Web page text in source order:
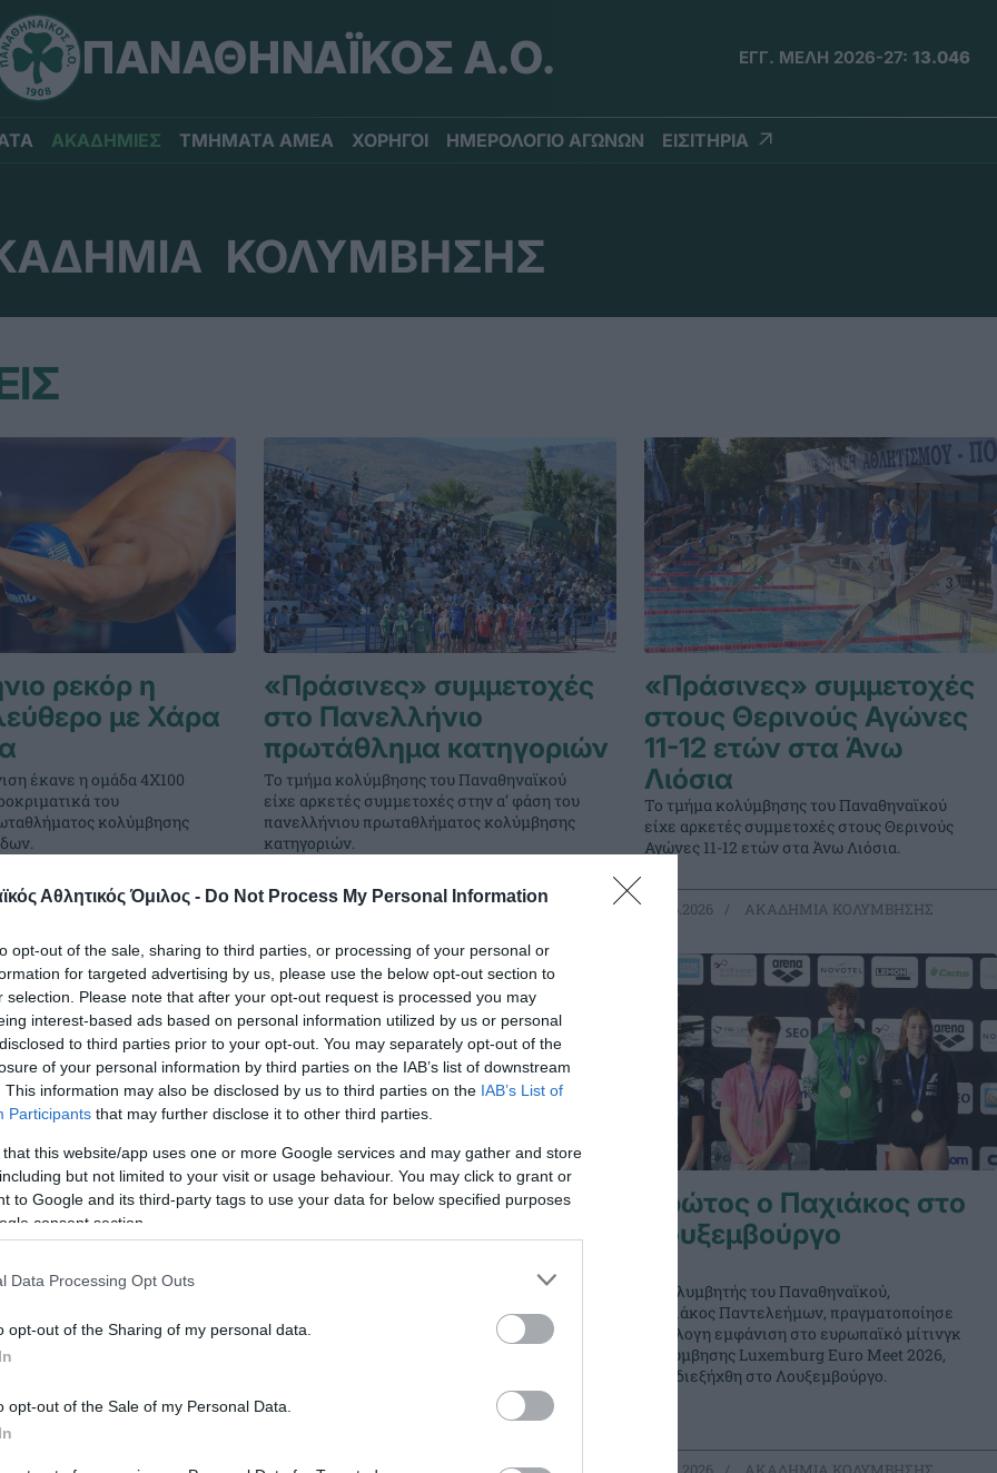
Αθλητικός Όμιλος - Do Not Process My Personal Information
opt-out of the sale, sharing to third parties, or processing of your personal or
for targeted advertising by us, please use the below opt-out section to
selection. Please note that after your opt-out request is processed you may
interest-based ads based on personal information utilized by us or personal
to third parties prior to your opt-out. You may separately opt-out of the
of your personal information by third parties on the IAB’s list of downstream
This information may also be disclosed by us to third parties on the IAB’s List of
Participants that may further disclose it to other third parties.
that this website/app uses one or more Google services and may gather and store
but not limited to your visit or usage behaviour. You may click to grant or
to Google and its third-party tags to use your data for below specified purposes
consent section.
Data Processing Opt Outs
opt-out of the Sharing of my personal data.
opt-out of the Sale of my Personal Data.
ΠΑΝΑΘΗΝΑΪΚΟΣ Α.Ο. ΕΓΓ. ΜΕΛΗ 2026-27: 13.046
ΑΚΑΔΗΜΙΕΣ ΤΜΗΜΑΤΑ ΑΜΕΑ ΧΟΡΗΓΟΙ ΗΜΕΡΟΛΟΓΙΟ ΑΓΩΝΩΝ ΕΙΣΙΤΗΡΙΑ
ΚΟΛΥΜΒΗΣΗΣ
ρεκόρ η
με Χάρα
έκανε η ομάδα 4Χ100
του
κολύμβησης
ΚΟΛΥΜΒΗΣΗΣ
«Πράσινες» συμμετοχές
στο Πανελλήνιο
πρωτάθλημα κατηγοριών
Το τμήμα κολύμβησης του Παναθηναϊκού
είχε αρκετές συμμετοχές στην α’ φάση του
πανελλήνιου πρωταθλήματος κολύμβησης
κατηγοριών.
ΑΚΑΔΗΜΙΑ ΚΟΛΥΜΒΗΣΗΣ
«Πράσινες» συμμετοχές
στους Θερινούς Αγώνες
11-12 ετών στα Άνω
Λιόσια
Το τμήμα κολύμβησης του Παναθηναϊκού
είχε αρκετές συμμετοχές στους Θερινούς
Αγώνες 11-12 ετών στα Άνω Λιόσια.
22.06.2026 ΑΚΑΔΗΜΙΑ ΚΟΛΥΜΒΗΣΗΣ
στην
2026 στα Μίνι και
«Πράσινες» συμμετοχές
στο Χειμερινό Ν. Ελλάδας
Το τμήμα κολύμβησης του Παναθηναϊκού
έχει αρκετές συμμετοχές στο πρωτάθλημα
Πρώτος ο Παχιάκος στο
Λουξεμβούργο
Ο κολυμβητής του Παναθηναϊκού,
Παχιάκος Παντελεήμων, πραγματοποίησε
αξιόλογη εμφάνιση στο ευρωπαϊκό μίτινγκ
κολύμβησης Luxemburg Euro Meet 2026,
που διεξήχθη στο Λουξεμβούργο.